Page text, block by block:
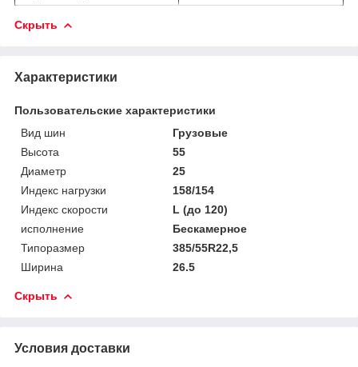
Скрыть
Характеристики
Пользовательские характеристики
Вид шин
Грузовые
Высота
55
Диаметр
25
Индекс нагрузки
158/154
Индекс скорости
L (до 120)
исполнение
Бескамерное
Типоразмер
385/55R22,5
Ширина
26.5
Скрыть
Условия доставки